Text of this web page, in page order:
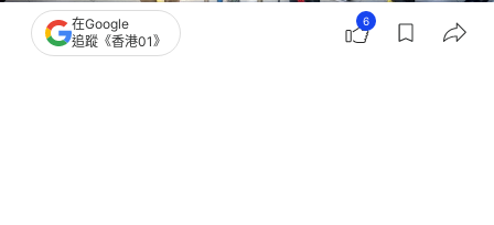
在Google
追蹤《香港01》
6